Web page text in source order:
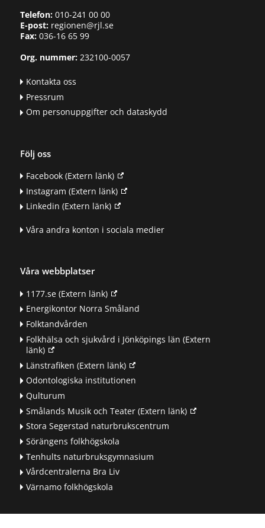
Telefon:010-241 00 00
E-post:regionen@rjl.se
Fax: 036-16 65 99
Org. nummer:232100-0057
Kontakta oss
Pressrum
Om personuppgifter och dataskydd
Följ oss
Facebook(Extern länk)
Instagram (Extern länk)
Linkedin (Extern länk)
Våra andra konton i sociala medier
Våra webbplatser
1177.se(Extern länk)
Energikontor Norra Småland
Folktandvården
Folkhälsa och sjukvård i Jönköpings län (Extern
länk)
Länstrafiken (Extern länk)
Odontologiska institutionen
Qulturum
Smålands Musik och Teater(Extern länk)
Stora Segerstad naturbrukscentrum
Sörängens folkhögskola
Tenhults naturbruksgymnasium
Vårdcentralerna Bra Liv
Värnamo folkhögskola